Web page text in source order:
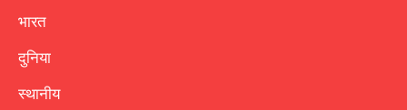
भारत
दुनिया
स्थानीय